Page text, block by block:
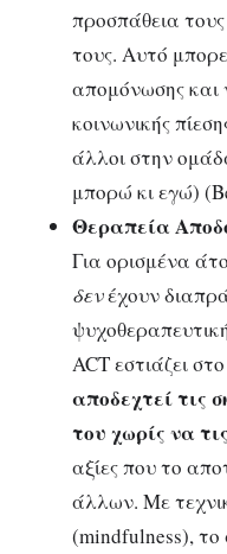
προσπάθεια
τους. Αυτό
απομόνωσης και
κοινωνικής
άλλοι στην
μπορώ κι εγώ)
Θεραπεία
Για ορισμένα
δενέχουν
ACT εστιάζει
αποδεχτεί τις
του χωρίς να
αξίες που το
άλλων. Με
(mindfulness), το